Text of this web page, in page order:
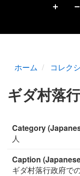
ホーム コレク
ギダ村落
Category
人
Caption
ギダ村落行政府で